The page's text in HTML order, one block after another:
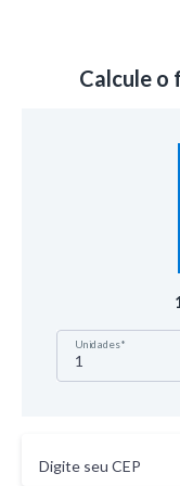
Calcule
Unidades*
Digite seu CEP